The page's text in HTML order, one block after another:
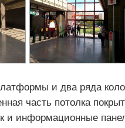
и два ряда
часть потолка
и информационные